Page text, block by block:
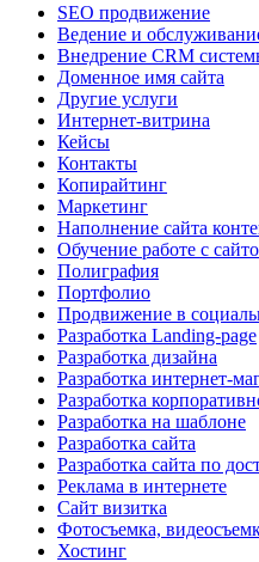
SEO продвижение
Ведение и
Внедрение CRM
Доменное имя сайта
Другие услуги
Интернет-витрина
Кейсы
Контакты
Копирайтинг
Маркетинг
Наполнение сайта
Обучение работе с
Полиграфия
Портфолио
Продвижение в
Разработка Landing-page
Разработка дизайна
Разработка интернет-
Разработка
Разработка на шаблоне
Разработка сайта
Разработка сайта по
Реклама в интернете
Сайт визитка
Фотосъемка,
Хостинг